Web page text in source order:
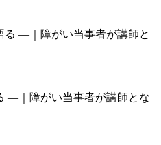
—｜障がい当事者が講師とな